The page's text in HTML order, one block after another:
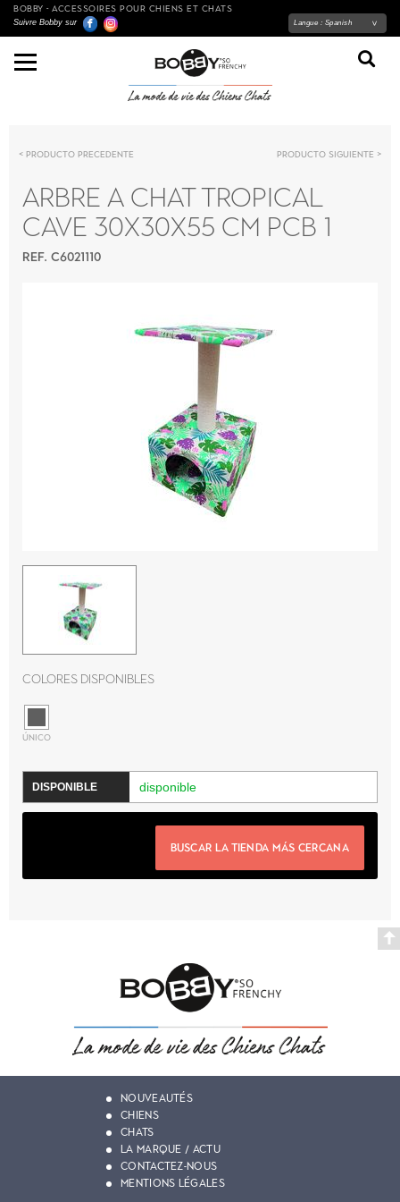
BOBBY - ACCESSOIRES POUR CHIENS ET CHATS
Suivre Bobby sur Langue : Spanish
Producto precedente Producto siguiente
ARBRE A CHAT TROPICAL
CAVE 30X30X55 CM PCB 1
REF. C6021110
Colores disponibles
ÚNICO
disponible
BUSCAR LA TIENDA MÁS CERCANA
NOUVEAUTÉS
CHIENS
CHATS
LA MARQUE / ACTU
CONTACTEZ-NOUS
MENTIONS LÉGALES